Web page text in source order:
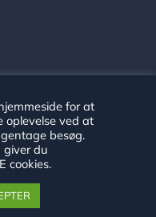
for at
oplevelse ved at
besøg.
giver du
cookies.